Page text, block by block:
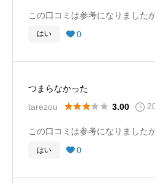
とがありました。
た。特に、地元の食材を使った
が高かったです。
め、釣りがしにくいと感じるこ
れたみたいで、ぜひまた行きた
この口コミは参考になりました
はい  0
つまらなかった
tarezou
 3.00
この口コミは参考になりました
はい  0